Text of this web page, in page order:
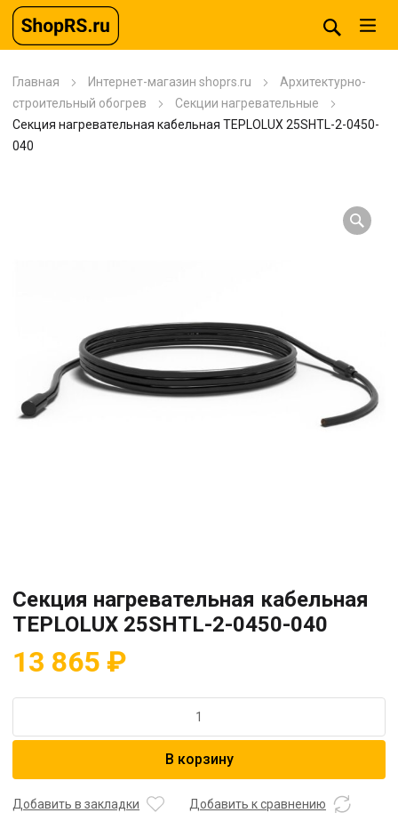
Главная Интернет-магазин shoprs.ru
Архитектурно-
строительный обогрев
Секции нагревательные
Секция нагревательная кабельная TEPLOLUX 25SHTL-2-0450-
040
Секция нагревательная кабельная
TEPLOLUX 25SHTL-2-0450-040
13 865 ₽
Секция
TEPLOLUX
В корзину
Добавить в закладки Добавить к сравнению